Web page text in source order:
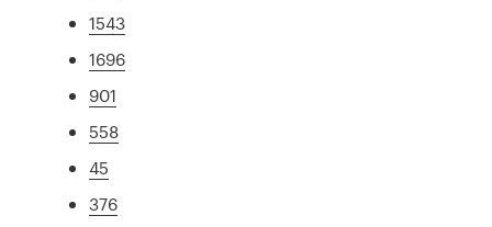
1543
1696
901
558
45
376